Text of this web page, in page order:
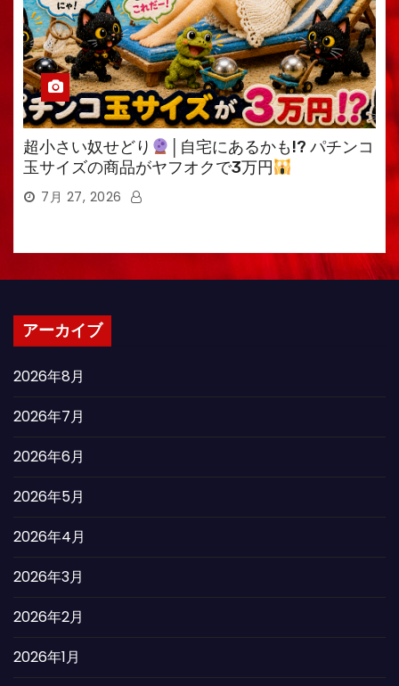
超小さい奴せどり
│自宅にあるかも!? パチンコ
玉サイズの商品がヤフオクで3万円
7月 27, 2026
アーカイブ
2026年8月
2026年7月
2026年6月
2026年5月
2026年4月
2026年3月
2026年2月
2026年1月